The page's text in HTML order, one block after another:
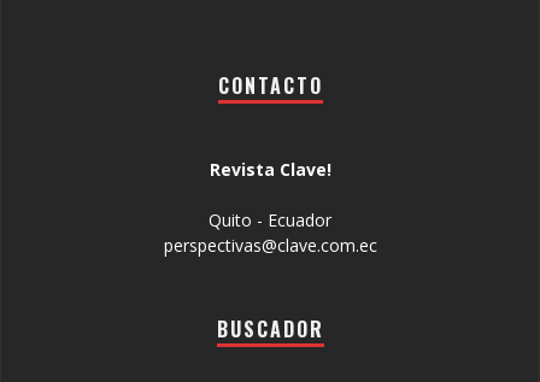
CONTACTO
Revista Clave!
Quito - Ecuador
perspectivas@clave.com.ec
BUSCADOR